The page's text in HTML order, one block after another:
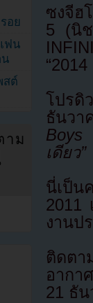
ซงจีฮ
5 (นิ
โปรดิ
ธันว
Boys
เดียว”
นี่เป็น
2011
งานป
ติดตา
อากา
21 ธัน
อย
ฟน
สต์
าม